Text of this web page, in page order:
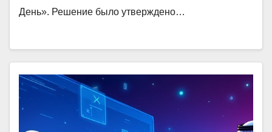
День». Решение было утверждено…